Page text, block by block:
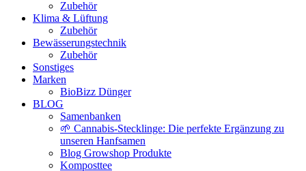
Zubehör
Klima & Lüftung
Zubehör
Bewässerungstechnik
Zubehör
Sonstiges
Marken
BioBizz Dünger
BLOG
Samenbanken
🌱 Cannabis-Stecklinge: Die perfekte Ergänzung zu
unseren Hanfsamen
Blog Growshop Produkte
Komposttee